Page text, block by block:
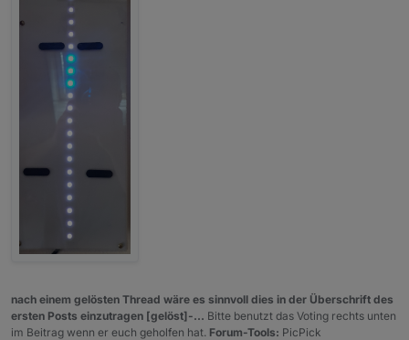
nach einem gelösten Thread wäre es sinnvoll dies in der Überschrift des
ersten Posts einzutragen [gelöst]-... Bitte benutzt das Voting rechts unten
im Beitrag wenn er euch geholfen hat. Forum-Tools: PicPick